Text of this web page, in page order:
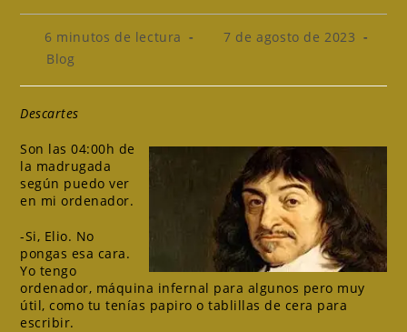
Tiempo
lectura:
6 minutos de lectura
Publicación
entrada:
7 de agosto de 2023
Categoría
la
entrada:
Blog
Descartes
Son las 04:00h de
la madrugada
según puedo ver
en mi ordenador.
-Si, Elio. No
pongas esa cara.
Yo tengo
ordenador, máquina infernal para algunos pero muy
útil, como tu tenías papiro o tablillas de cera para
escribir.